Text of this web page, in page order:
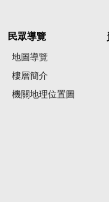
民眾導覽
地圖導覽
樓層簡介
機關地理位置圖